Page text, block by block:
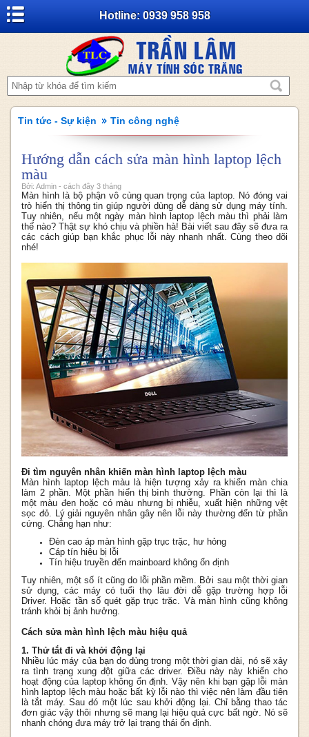
Hotline: 0939 958 958
Tin tức - Sự kiện Tin công nghệ
Hướng dẫn cách sửa màn hình laptop lệch
màu
Bởi: Admin - cách đây 3 tháng
Màn hình là bộ phận vô cùng quan trọng của laptop. Nó đóng vai
trò hiển thị thông tin giúp người dùng dễ dàng sử dụng máy tính.
Tuy nhiên, nếu một ngày màn hình laptop lệch màu thì phải làm
thế nào? Thật sự khó chịu và phiền hà! Bài viết sau đây sẽ đưa ra
các cách giúp bạn khắc phục lỗi này nhanh nhất. Cùng theo dõi
nhé!
Đi tìm nguyên nhân khiến màn hình laptop lệch màu
Màn hình laptop lệch màu là hiện tượng xảy ra khiến màn chia
làm 2 phần. Một phần hiển thị bình thường. Phần còn lại thì là
một màu đen hoặc có màu nhưng bị nhiễu, xuất hiện những vệt
sọc đỏ. Lý giải nguyên nhân gây nên lỗi này thường đến từ phần
cứng. Chẳng hạn như:
Đèn cao áp màn hình gặp trục trặc, hư hỏng
Cáp tín hiệu bị lỗi
Tín hiệu truyền đến mainboard không ổn định
Tuy nhiên, một số ít cũng do lỗi phần mềm. Bởi sau một thời gian
sử dụng, các máy có tuổi thọ lâu đời dễ gặp trường hợp lỗi
Driver. Hoặc tần số quét gặp trục trặc. Và màn hình cũng không
tránh khỏi bị ảnh hưởng.
Cách sửa màn hình lệch màu hiệu quả
1. Thử tắt đi và khởi động lại
Nhiều lúc máy của bạn do dùng trong một thời gian dài, nó sẽ xảy
ra tình trạng xung đột giữa các driver. Điều này này khiến cho
hoạt động của laptop không ổn định. Vậy nên khi bạn gặp lỗi màn
hình laptop lệch màu hoặc bất kỳ lỗi nào thì việc nên làm đầu tiên
là tắt máy. Sau đó một lúc sau khởi động lại. Chỉ bằng thao tác
đơn giác vậy thôi nhưng sẽ mang lại hiệu quả cực bất ngờ. Nó sẽ
nhanh chóng đưa máy trở lại trạng thái ổn định.